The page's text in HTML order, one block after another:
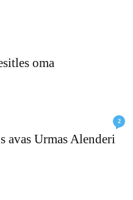
oma
2
avas Urmas Alenderi